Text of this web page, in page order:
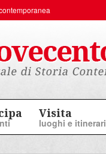
Visita
luoghi e itinerari